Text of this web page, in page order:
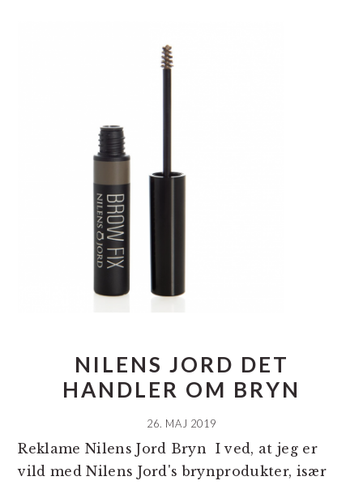
NILENS JORD DET
HANDLER OM BRYN
26. MAJ 2019
Reklame Nilens Jord Bryn I ved, at jeg er
vild med Nilens Jord's brynprodukter, især